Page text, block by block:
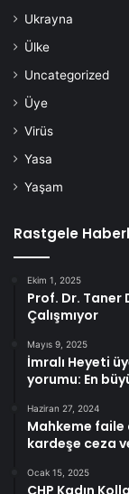
Ukrayna
Ülke
Uncategorized
Üye
Virüs
Yasa
Yaşam
Rastgele
Ekim 1, 2025
Prof. Dr. Taner
Çalışmıyor
Mayıs 9, 2025
İmralı Heyeti
yorumu: En
Haziran 27, 2024
Mahkeme faile
kardeşe ceza
Ocak 15, 2025